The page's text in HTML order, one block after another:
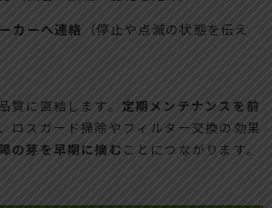
カーへ連絡 （停止や点滅の状態を伝え
質に直結します。 定期メンテナンスを前
ロスガード掃除やフィルター交換の効果
の芽を早期に摘む ことにつながります。